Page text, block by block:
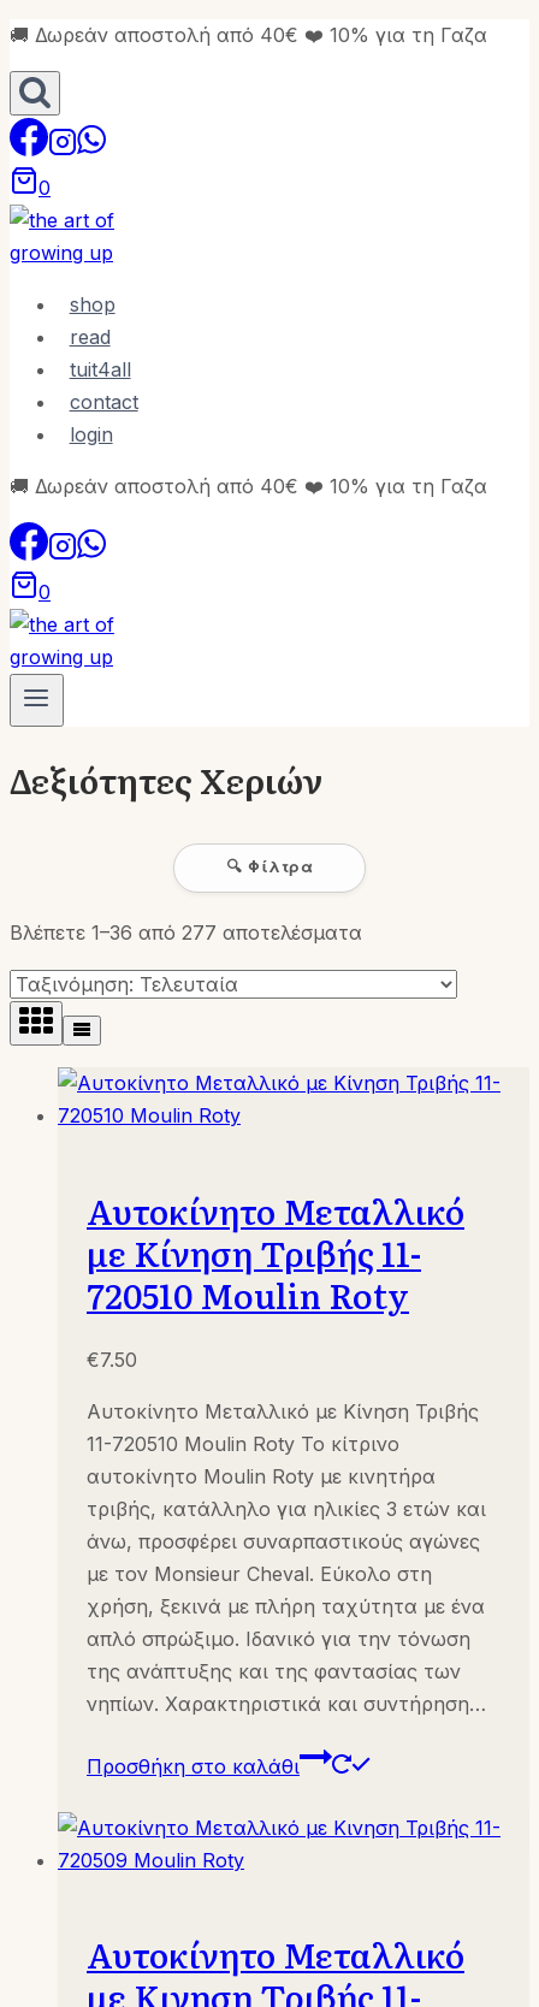
Skip
to
content
🚚 Δωρεάν αποστολή από 40€ ❤️ 10% για τη Γαζα
0
shop
read
tuit4all
contact
login
🚚 Δωρεάν αποστολή από 40€ ❤️ 10% για τη Γαζα
0
Δεξιότητες Χεριών
🔍 Φίλτρα
Βλέπετε 1–36 από 277 αποτελέσματα
by
latest
Αυτοκίνητο Μεταλλικό
με Κίνηση Τριβής 11-
720510 Moulin Roty
€7.50
Αυτοκίνητο Μεταλλικό με Κίνηση Τριβής
11-720510 Moulin Roty Το κίτρινο
αυτοκίνητο Moulin Roty με κινητήρα
τριβής, κατάλληλο για ηλικίες 3 ετών και
άνω, προσφέρει συναρπαστικούς αγώνες
με τον Monsieur Cheval. Εύκολο στη
χρήση, ξεκινά με πλήρη ταχύτητα με ένα
απλό σπρώξιμο. Ιδανικό για την τόνωση
της ανάπτυξης και της φαντασίας των
νηπίων. Χαρακτηριστικά και συντήρηση…
Προσθήκη στο καλάθι
Αυτοκίνητο Μεταλλικό
με Κινηση Τριβής 11-